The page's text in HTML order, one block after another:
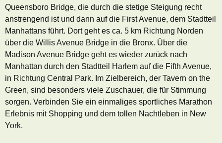
Queensboro Bridge, die durch die stetige Steigung recht
anstrengend ist und dann auf die First Avenue, dem Stadtteil
Manhattans führt. Dort geht es ca. 5 km Richtung Norden
über die Willis Avenue Bridge in die Bronx. Über die
Madison Avenue Bridge geht es wieder zurück nach
Manhattan durch den Stadtteil Harlem auf die Fifth Avenue,
in Richtung Central Park. Im Zielbereich, der Tavern on the
Green, sind besonders viele Zuschauer, die für Stimmung
sorgen. Verbinden Sie ein einmaliges sportliches Marathon
Erlebnis mit Shopping und dem tollen Nachtleben in New
York.